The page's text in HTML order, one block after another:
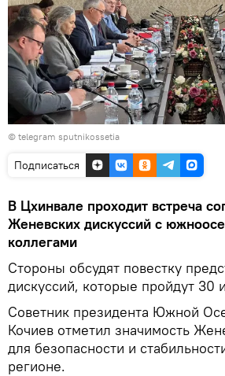
© telegram sputnikossetia
Подписаться
В Цхинвале проходит встреча
Женевских дискуссий с
коллегами
Стороны обсудят повестку
дискуссий, которые пройдут 30
Советник президента Южной
Кочиев отметил значимость
для безопасности и
регионе.